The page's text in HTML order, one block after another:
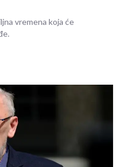
vremena koja će